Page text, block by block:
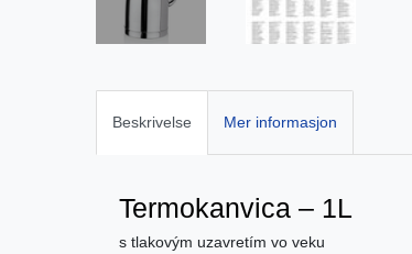
Beskrivelse Mer informasjon
Termokanvica – 1L
s tlakovým uzavretím vo veku